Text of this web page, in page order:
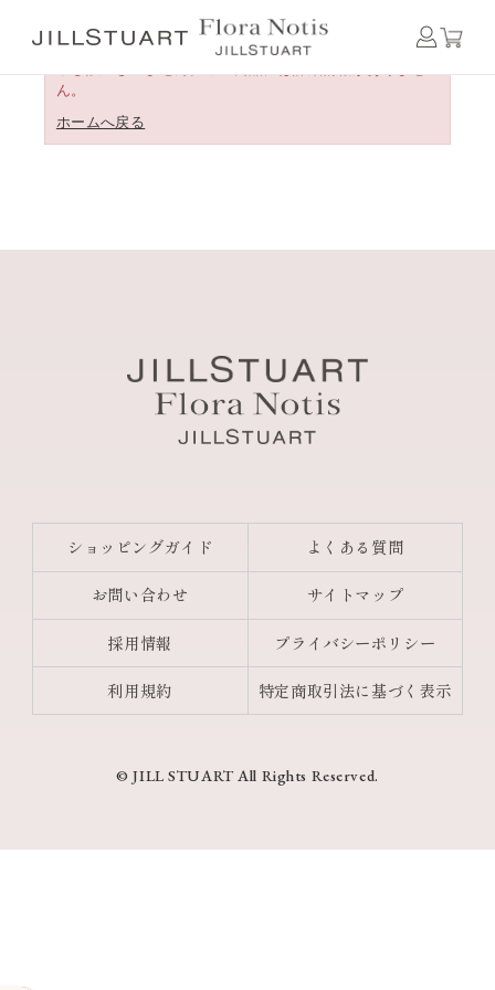
ん。
ホームへ戻る
ショッピングガイド よくある質問
お問い合わせ サイトマップ
採用情報 プライバシーポリシー
利用規約 特定商取引法に基づく表示
© JILL STUART All Rights Reserved.